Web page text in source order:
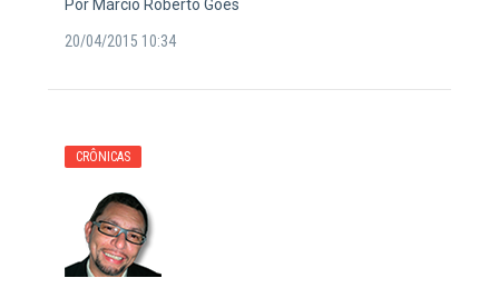
Por Márcio Roberto Goes
20/04/2015 10:34
CRÔNICAS